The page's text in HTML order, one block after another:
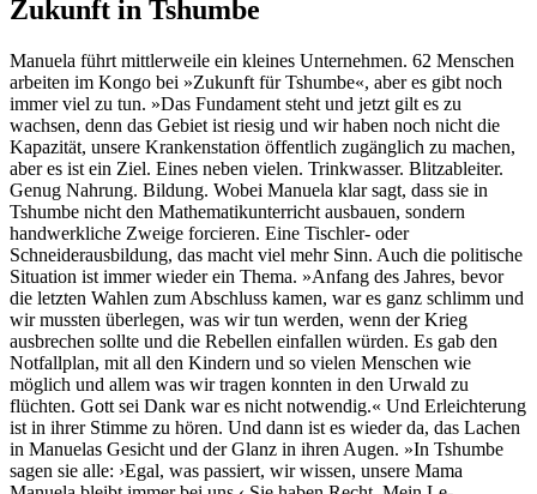
Zukunft in Tshumbe
Manuela führt mittlerweile ein kleines Unternehmen. 62 Menschen
arbeiten im Kongo bei »Zukunft für Tshumbe«, aber es gibt noch
immer viel zu tun. »Das Fundament steht und jetzt gilt es zu
wachsen, denn das Gebiet ist riesig und wir haben noch nicht die
Kapazität, unsere Krankenstation öffentlich zugänglich zu machen,
aber es ist ein Ziel. Eines neben vielen. Trinkwasser. Blitzableiter.
Genug Nahrung. Bildung. Wobei Manuela klar sagt, dass sie in
Tshumbe nicht den Mathematikunterricht ausbauen, sondern
handwerkliche Zweige forcieren. Eine Tischler- oder
Schneiderausbildung, das macht viel mehr Sinn. Auch die politische
Situation ist immer wieder ein Thema. »Anfang des Jahres, bevor
die letzten Wahlen zum Abschluss kamen, war es ganz schlimm und
wir mussten überlegen, was wir tun werden, wenn der Krieg
ausbrechen sollte und die Rebellen einfallen würden. Es gab den
Notfallplan, mit all den Kindern und so vielen Menschen wie
möglich und allem was wir tragen konnten in den Urwald zu
flüchten. Gott sei Dank war es nicht notwendig.« Und Erleichterung
ist in ihrer Stimme zu hören. Und dann ist es wieder da, das Lachen
in Manuelas Gesicht und der Glanz in ihren Augen. »In Tshumbe
sagen sie alle: ›Egal, was passiert, wir wissen, unsere Mama